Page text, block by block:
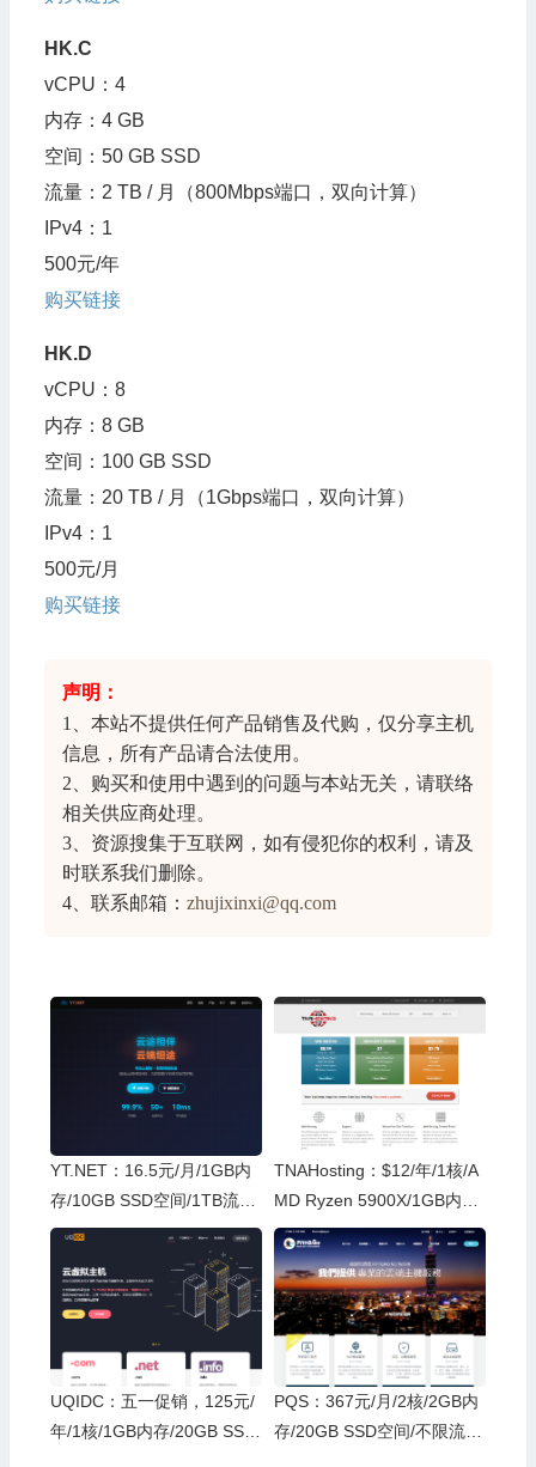
HK.C
vCPU：4
内存：4 GB
空间：50 GB SSD
流量：2 TB / 月（800Mbps端口，双向计算）
IPv4：1
500元/年
购买链接
HK.D
vCPU：8
内存：8 GB
空间：100 GB SSD
流量：20 TB / 月（1Gbps端口，双向计算）
IPv4：1
500元/月
购买链接
声明：
1、本站不提供任何产品销售及代购，仅分享主机
信息 ，所有产品请合法使用。
2、购买和使用中遇到的问题与本站无关，请联络
相关供应商处理。
3、资源搜集于互联网，如有侵犯你的权利，请及
时联系我们删除。
4、联系邮箱： zhujixinxi@qq.com
YT.NET：16.5元/月/1GB内
存/10GB SSD空间/1TB流量/
500Mbps-1.5Gbps端口/KV
M/日本Softbank/IIJ
TNAHosting：$12/年/1核/A
MD Ryzen 5900X/1GB内存/
20GB NVMe空间/15TB流量/
1Gbps端口/KVM/芝加哥
UQIDC：五一促销，125元/
年/1核/1GB内存/20GB SSD
PQS：367元/月/2核/2GB内
存/20GB SSD空间/不限流